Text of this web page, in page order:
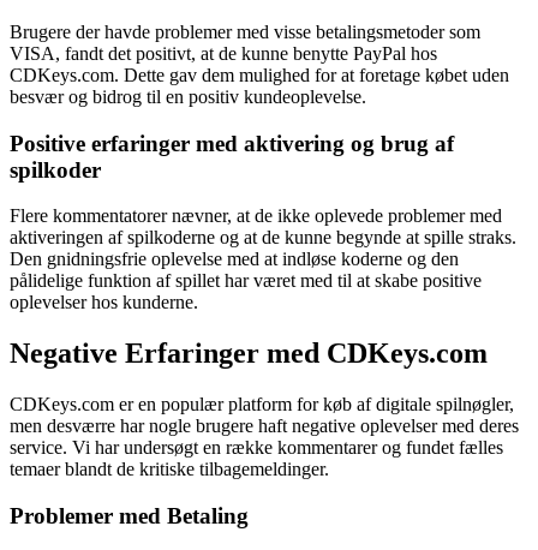
Brugere der havde problemer med visse betalingsmetoder som
VISA, fandt det positivt, at de kunne benytte PayPal hos
CDKeys.com. Dette gav dem mulighed for at foretage købet uden
besvær og bidrog til en positiv kundeoplevelse.
Positive erfaringer med aktivering og brug af
spilkoder
Flere kommentatorer nævner, at de ikke oplevede problemer med
aktiveringen af spilkoderne og at de kunne begynde at spille straks.
Den gnidningsfrie oplevelse med at indløse koderne og den
pålidelige funktion af spillet har været med til at skabe positive
oplevelser hos kunderne.
Negative Erfaringer med CDKeys.com
CDKeys.com er en populær platform for køb af digitale spilnøgler,
men desværre har nogle brugere haft negative oplevelser med deres
service. Vi har undersøgt en række kommentarer og fundet fælles
temaer blandt de kritiske tilbagemeldinger.
Problemer med Betaling